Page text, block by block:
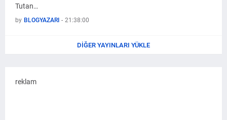
Tutan…
by BLOGYAZARI - 21:38:00
DIĞER YAYINLARI YÜKLE
reklam